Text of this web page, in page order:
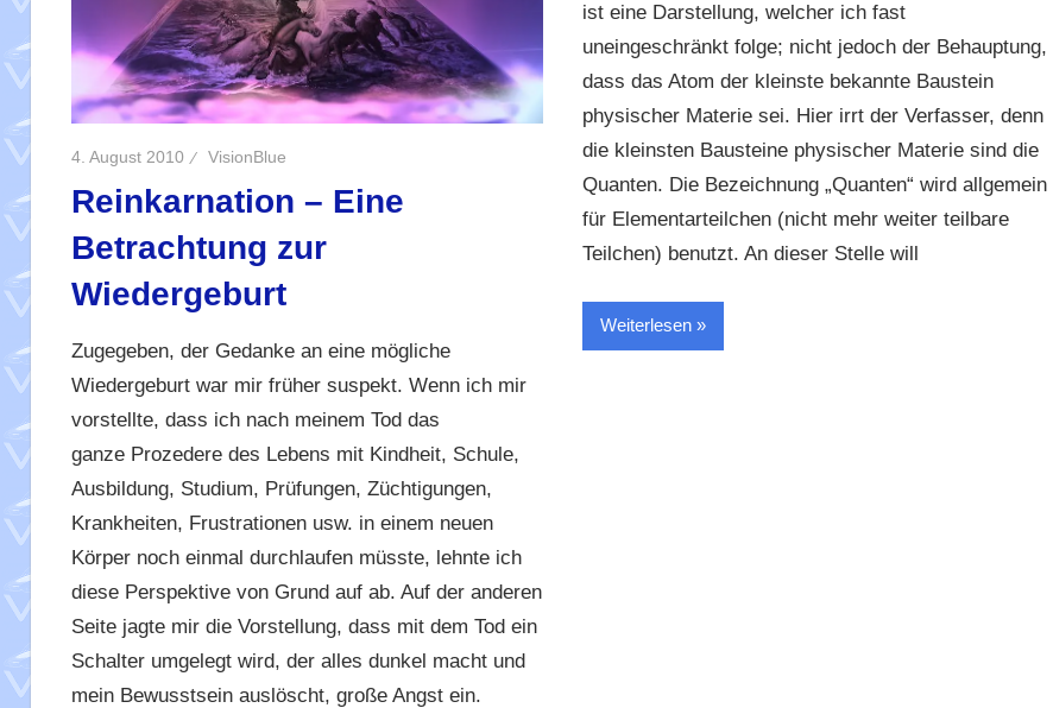
4. August 2010 VisionBlue
Reinkarnation – Eine
Betrachtung zur
Wiedergeburt
Zugegeben, der Gedanke an eine mögliche
Wiedergeburt war mir früher suspekt. Wenn ich mir
vorstellte, dass ich nach meinem Tod das
ganze Prozedere des Lebens mit Kindheit, Schule,
Ausbildung, Studium, Prüfungen, Züchtigungen,
Krankheiten, Frustrationen usw. in einem neuen
Körper noch einmal durchlaufen müsste, lehnte ich
diese Perspektive von Grund auf ab. Auf der anderen
Seite jagte mir die Vorstellung, dass mit dem Tod ein
Schalter umgelegt wird, der alles dunkel macht und
mein Bewusstsein auslöscht, große Angst ein.
ist eine Darstellung, welcher ich fast
uneingeschränkt folge; nicht jedoch der Behauptung,
dass das Atom der kleinste bekannte Baustein
physischer Materie sei. Hier irrt der Verfasser, denn
die kleinsten Bausteine physischer Materie sind die
Quanten. Die Bezeichnung „Quanten“ wird allgemein
für Elementarteilchen (nicht mehr weiter teilbare
Teilchen) benutzt. An dieser Stelle will
Weiterlesen